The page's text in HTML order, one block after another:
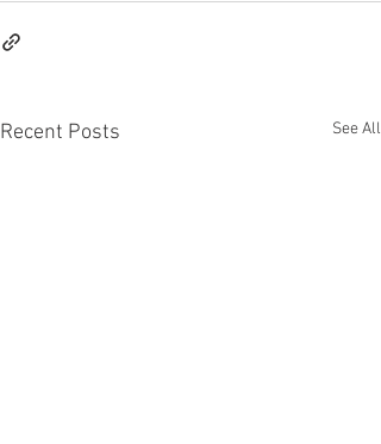
Recent Posts See All